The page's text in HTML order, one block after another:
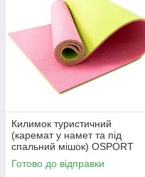
Килимок туристичний
(каремат у намет та під
спальний мішок) OSPORT
Tourist 10мм (FI-0082)
Салатово-рожевий
Готово до відправки